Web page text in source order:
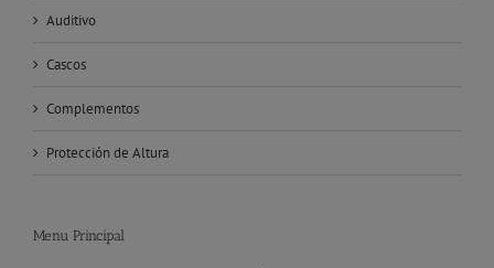
Auditivo
Cascos
Complementos
Protección de Altura
Menu Principal